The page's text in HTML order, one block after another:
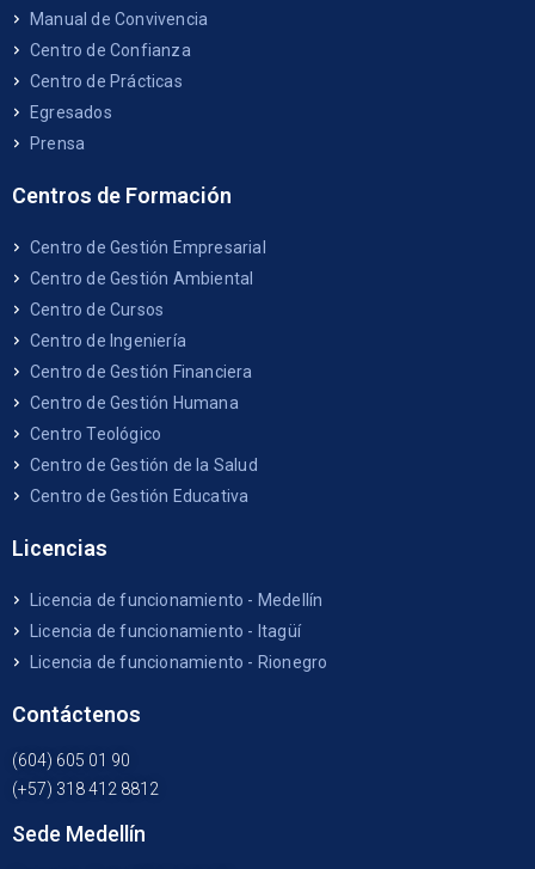
Manual de Convivencia
Centro de Confianza
Centro de Prácticas
Egresados
Prensa
Centros de Formación
Centro de Gestión Empresarial
Centro de Gestión Ambiental
Centro de Cursos
Centro de Ingeniería
Centro de Gestión Financiera
Centro de Gestión Humana
Centro Teológico
Centro de Gestión de la Salud
Centro de Gestión Educativa
Licencias
Licencia de funcionamiento - Medellín
Licencia de funcionamiento - Itagüí
Licencia de funcionamiento - Rionegro
Contáctenos
(604) 605 01 90
(+57) 318 412 8812
Sede Medellín